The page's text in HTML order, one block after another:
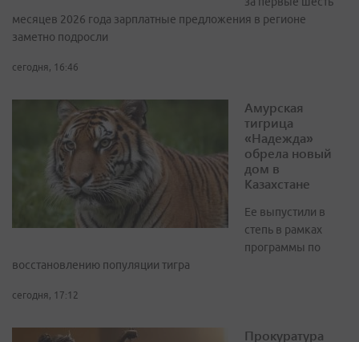
месяцев 2026 года зарплатные предложения в регионе
заметно подросли
сегодня, 16:46
Амурская
тигрица
«Надежда»
обрела новый
дом в
Казахстане
Ее выпустили в
степь в рамках
программы по
восстановлению популяции тигра
сегодня, 17:12
Прокуратура